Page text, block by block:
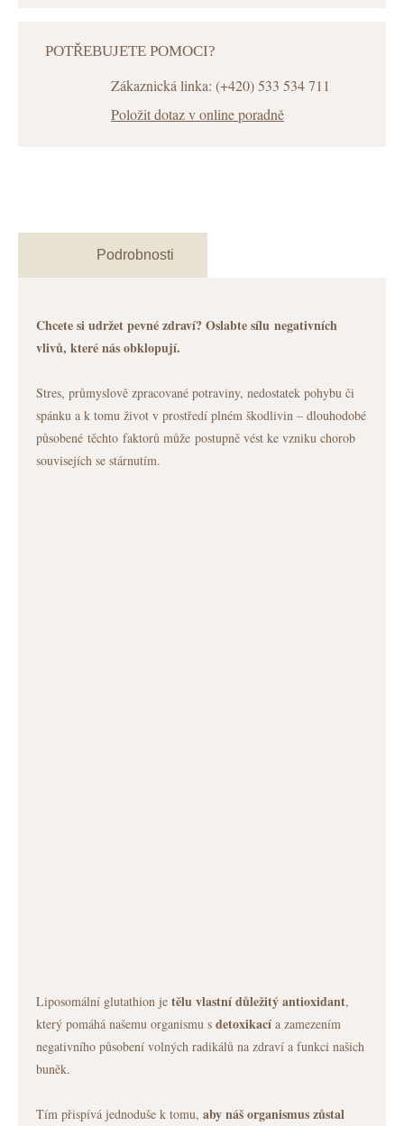
POTŘEBUJETE POMOCI?
Zákaznická linka: (+420) 533 534 711
Položit dotaz v online poradně
Podrobnosti
Chcete si udržet pevné zdraví? Oslabte sílu negativních
vlivů, které nás obklopují.
Stres, průmyslově zpracované potraviny, nedostatek pohybu či
spánku a k tomu život v prostředí plném škodlivin – dlouhodobé
působené těchto faktorů může postupně vést ke vzniku chorob
souvisejích se stárnutím.
Liposomální glutathion je tělu vlastní důležitý antioxidant,
který pomáhá našemu organismu s detoxikací a zamezením
negativního působení volných radikálů na zdraví a funkci našich
buněk.
Tím přispívá jednoduše k tomu, aby náš organismus zůstal